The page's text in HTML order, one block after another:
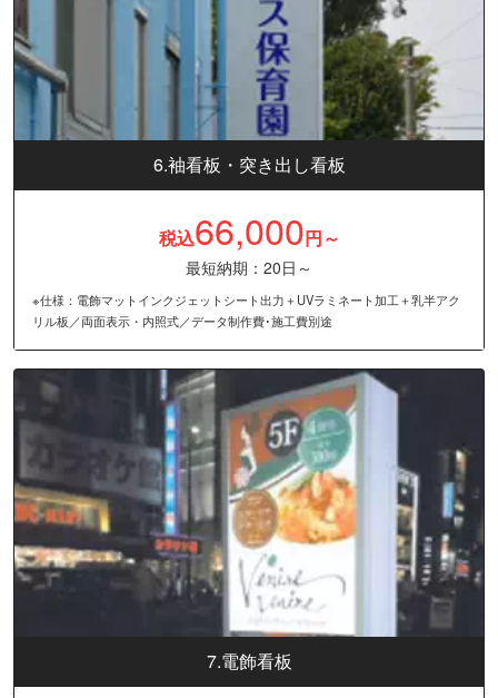
6.袖看板・突き出し看板
税込66,000円～
最短納期：20日～
※仕様：電飾マットインクジェットシート出力＋UVラミネート加工＋乳半アク
リル板／両面表示・内照式／データ制作費･施工費別途
7.電飾看板